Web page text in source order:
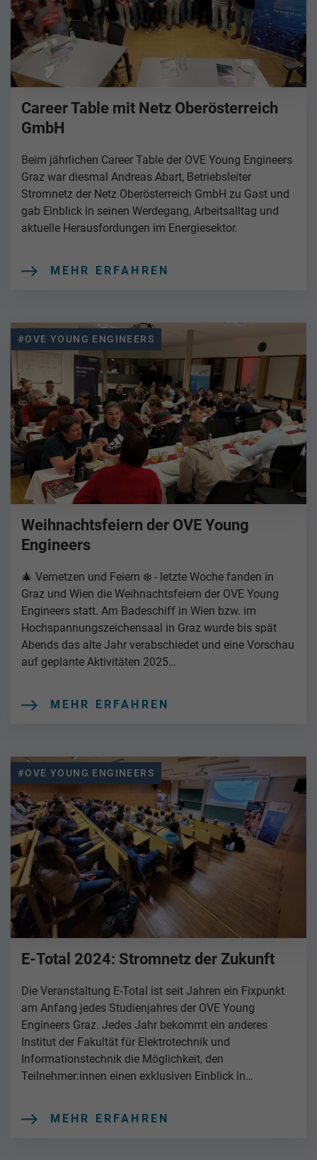
Career Table mit Netz Oberösterreich
GmbH
Beim jährlichen Career Table der OVE Young Engineers
Graz war diesmal Andreas Abart, Betriebsleiter
Stromnetz der Netz Oberösterreich GmbH zu Gast und
gab Einblick in seinen Werdegang, Arbeitsalltag und
aktuelle Herausfordungen im Energiesektor.
MEHR ERFAHREN
#OVE YOUNG ENGINEERS
Weihnachtsfeiern der OVE Young
Engineers
🎄 Vernetzen und Feiern ❄️ - letzte Woche fanden in
Graz und Wien die Weihnachtsfeiern der OVE Young
Engineers statt. Am Badeschiff in Wien bzw. im
Hochspannungszeichensaal in Graz wurde bis spät
Abends das alte Jahr verabschiedet und eine Vorschau
auf geplante Aktivitäten 2025…
MEHR ERFAHREN
#OVE YOUNG ENGINEERS
E-Total 2024: Stromnetz der Zukunft
Die Veranstaltung E-Total ist seit Jahren ein Fixpunkt
am Anfang jedes Studienjahres der OVE Young
Engineers Graz. Jedes Jahr bekommt ein anderes
Institut der Fakultät für Elektrotechnik und
Informationstechnik die Möglichkeit, den
Teilnehmer:innen einen exklusiven Einblick in…
MEHR ERFAHREN